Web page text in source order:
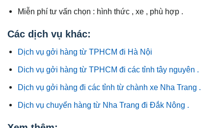
Miễn phí tư vấn chọn : hình thức , xe , phù hợp .
Các dịch vụ khác:
Dịch vụ gởi hàng từ TPHCM đi Hà Nội
Dich vụ gởi hàng từ TPHCM đi các tỉnh tây nguyên .
Dịch vụ gởi hàng đi các tỉnh từ chành xe Nha Trang .
Dịch vụ chuyển hàng từ Nha Trang đi Đắk Nông .